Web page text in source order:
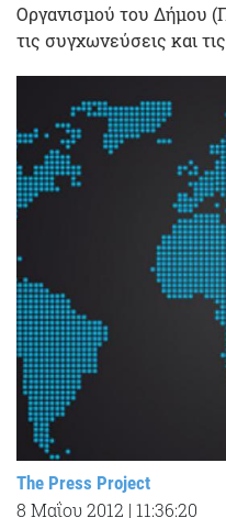
Οργανισμού του Δήμου
τις συγχωνεύσεις και
The Press Project
8 Μαΐου 2012 | 11:36:20